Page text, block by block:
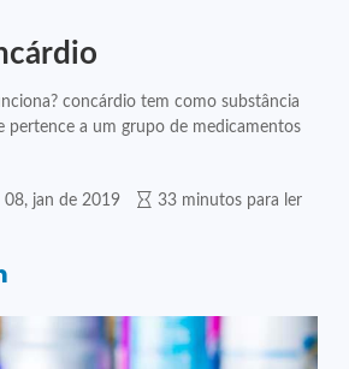
concárdio tem como substância
pertence a um grupo de medicamentos
08, jan de 2019 33 minutos para ler